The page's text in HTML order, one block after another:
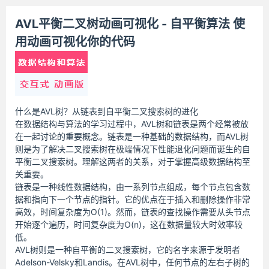
AVL平衡二叉树动画可视化 - 自平衡算法 使
用动画可视化你的代码
什么是AVL树？从链表到自平衡二叉搜索树的进化
在数据结构与算法的学习过程中，AVL树和链表是两个经常被放
在一起讨论的重要概念。链表是一种基础的数据结构，而AVL树
则是为了解决二叉搜索树在极端情况下性能退化问题而诞生的自
平衡二叉搜索树。理解这两者的关系，对于掌握高级数据结构至
关重要。
链表是一种线性数据结构，由一系列节点组成，每个节点包含数
据和指向下一个节点的指针。它的优点在于插入和删除操作非常
高效，时间复杂度为O(1)。然而，链表的查找操作需要从头节点
开始逐个遍历，时间复杂度为O(n)，这在数据量较大时效率较
低。
AVL树则是一种自平衡的二叉搜索树，它的名字来源于发明者
Adelson-Velsky和Landis。在AVL树中，任何节点的左右子树的